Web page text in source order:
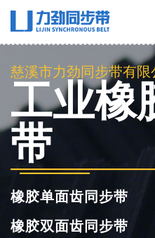
慈溪市力劲同步带有限
工业橡
带
橡胶单面齿同步带
橡胶双面齿同步带